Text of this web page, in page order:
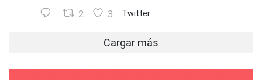
2 3 Twitter
Cargar más